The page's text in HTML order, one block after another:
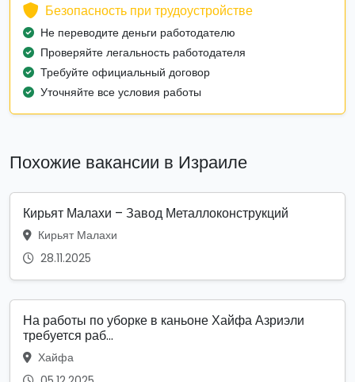
Безопасность при трудоустройстве
Не переводите деньги работодателю
Проверяйте легальность работодателя
Требуйте официальный договор
Уточняйте все условия работы
Похожие вакансии в Израиле
Кирьят Малахи – Завод Металлоконструкций
Кирьят Малахи
28.11.2025
На работы по уборке в каньоне Хайфа Азриэли
требуется раб...
Хайфа